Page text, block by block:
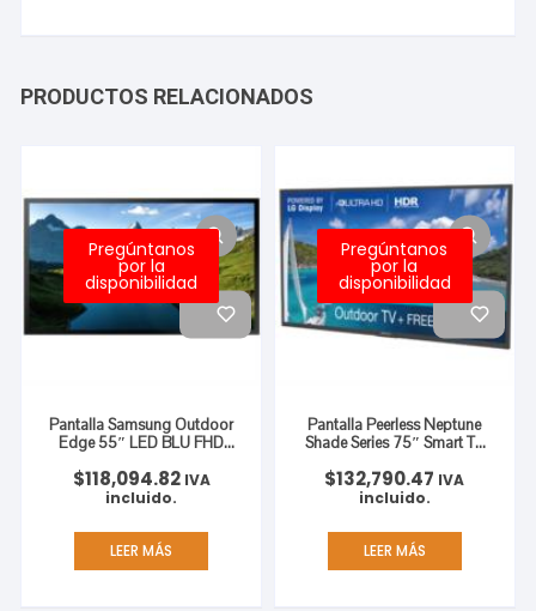
PRODUCTOS RELACIONADOS
Pregúntanos
por la
disponibilidad
Pantalla Samsung Outdoor
Edge 55″ LED BLU FHD
$118,094.82 IVA
incluido.
LEER MÁS
Pregúntanos
por la
disponibilidad
Pantalla Peerless Neptune
Shade Series 75″ Smart TV
HDR para Exterior
$132,790.47 IVA
incluido.
LEER MÁS